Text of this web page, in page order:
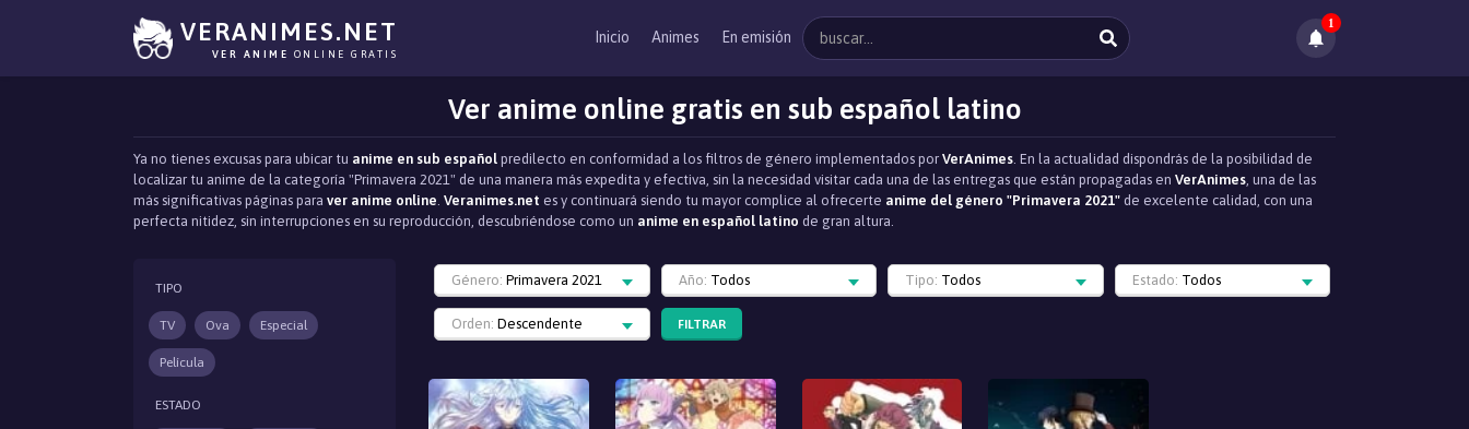
VERANIMES.NET
VER ANIME ONLINE GRATIS
Inicio Animes En emisión
1
Ver anime online gratis en sub español latino
Ya no tienes excusas para ubicar tu anime en sub español predilecto en conformidad a los filtros de género implementados por VerAnimes. En la actualidad dispondrás de la posibilidad de
localizar tu anime de la categoría "Primavera 2021" de una manera más expedita y efectiva, sin la necesidad visitar cada una de las entregas que están propagadas en VerAnimes, una de las
más significativas páginas para ver anime online. Veranimes.net es y continuará siendo tu mayor complice al ofrecerte anime del género "Primavera 2021" de excelente calidad, con una
perfecta nitidez, sin interrupciones en su reproducción, descubriéndose como un anime en español latino de gran altura.
TIPO
TV Ova Especial
Película
ESTADO
Género: Primavera 2021 Año: Todos Tipo: Todos Estado: Todos
Orden: Descendente FILTRAR